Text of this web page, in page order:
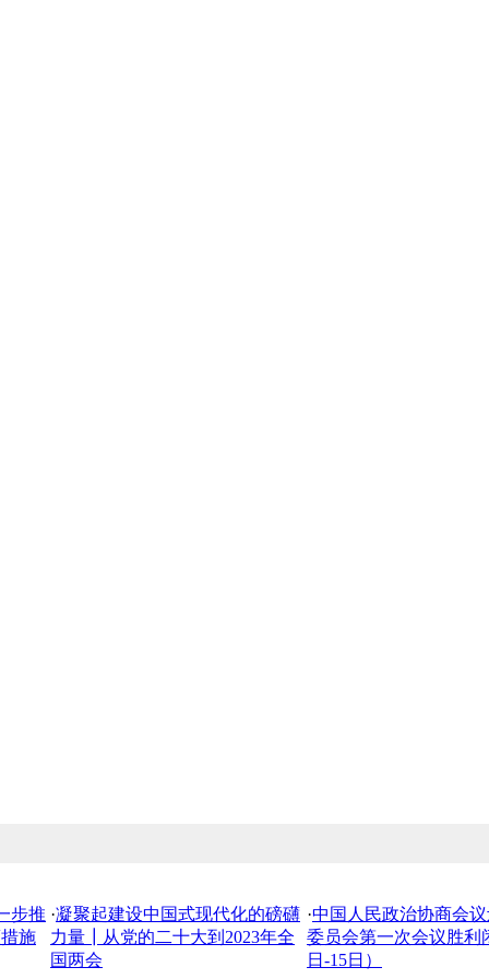
步推
施
·凝聚起建设中国式现代化的磅礴
力量┃从党的二十大到2023年全
国两会
·中国人民政治协商会
委员会第一次会议胜利
日-15日）